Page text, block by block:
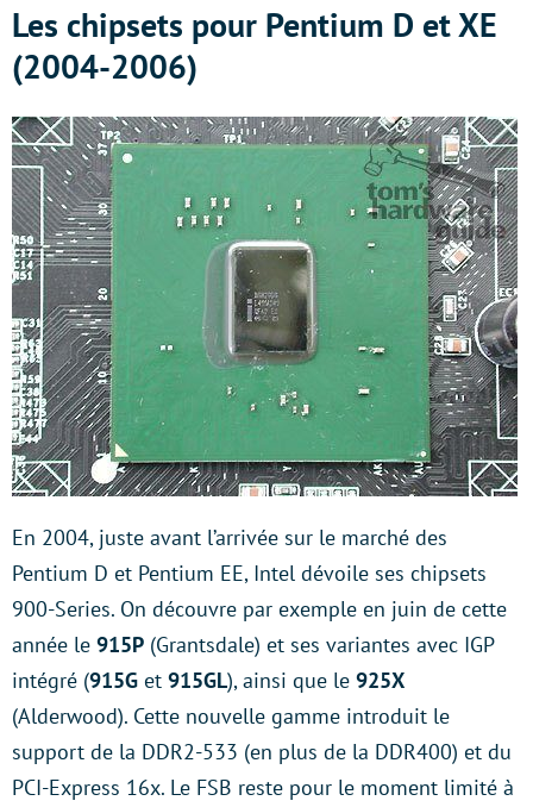
Les chipsets pour Pentium D et XE
(2004-2006)
En 2004, juste avant l’arrivée sur le marché des
Pentium D et Pentium EE, Intel dévoile ses chipsets
900-Series. On découvre par exemple en juin de cette
année le 915P (Grantsdale) et ses variantes avec IGP
intégré (915G et 915GL), ainsi que le 925X
(Alderwood). Cette nouvelle gamme introduit le
support de la DDR2-533 (en plus de la DDR400) et du
PCI-Express 16x. Le FSB reste pour le moment limité à